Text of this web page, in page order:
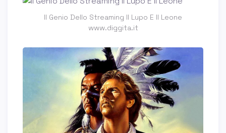
Il Genio Dello Streaming Il Lupo E Il Leone
www.diggita.it